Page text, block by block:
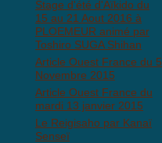
Stage d'été d'Aïkido du
15 au 21 Aout 2016 à
PLOEMEUR animé par
Toshiro SUGA Shihan
Article Ouest France du 5
Novembre 2015
Article Ouest France du
mardi 13 janvier 2015
Le Reigisaho par Kanaï
Senseï